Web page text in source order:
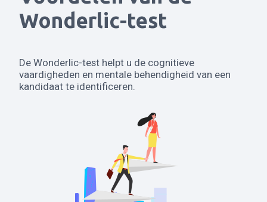
Wonderlic-test
De Wonderlic-test helpt u de cognitieve
vaardigheden en mentale behendigheid van een
kandidaat te identificeren.